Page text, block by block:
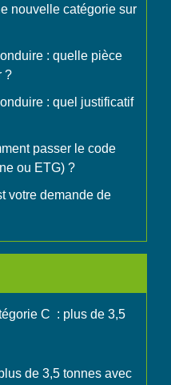
nouvelle catégorie sur
: quelle pièce
?
: quel justificatif
passer le code
ou ETG) ?
votre demande de
C : plus de 3,5
de 3,5 tonnes avec